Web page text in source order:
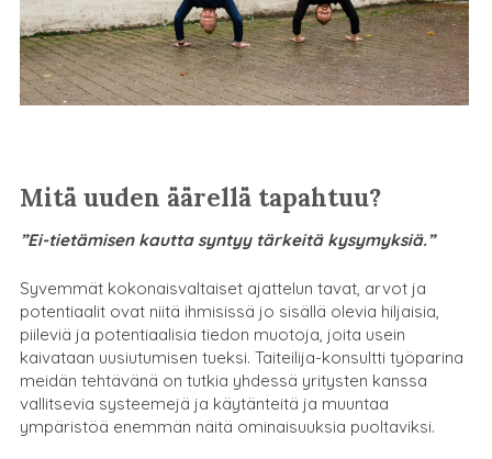
Mitä uuden äärellä tapahtuu?
”Ei-tietämisen kautta syntyy tärkeitä kysymyksiä.”
Syvemmät kokonaisvaltaiset ajattelun tavat, arvot ja
potentiaalit ovat niitä ihmisissä jo sisällä olevia hiljaisia,
piileviä ja potentiaalisia tiedon muotoja, joita usein
kaivataan uusiutumisen tueksi. Taiteilija-konsultti työparina
meidän tehtävänä on tutkia yhdessä yritysten kanssa
vallitsevia systeemejä ja käytänteitä ja muuntaa
ympäristöä enemmän näitä ominaisuuksia puoltaviksi.